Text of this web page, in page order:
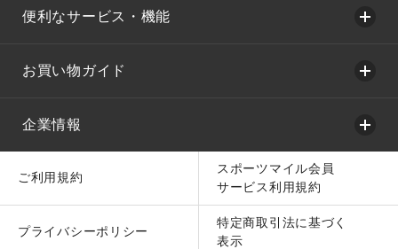
便利なサービス・機能
お買い物ガイド
企業情報
ご利用規約
スポーツマイル会員
サービス利用規約
プライバシーポリシー
特定商取引法に基づく
表示